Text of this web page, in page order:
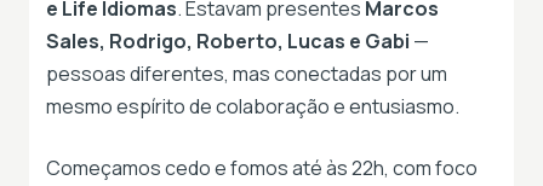
e Life Idiomas. Estavam presentes Marcos
Sales, Rodrigo, Roberto, Lucas e Gabi —
pessoas diferentes, mas conectadas por um
mesmo espírito de colaboração e entusiasmo.
Começamos cedo e fomos até às 22h, com foco